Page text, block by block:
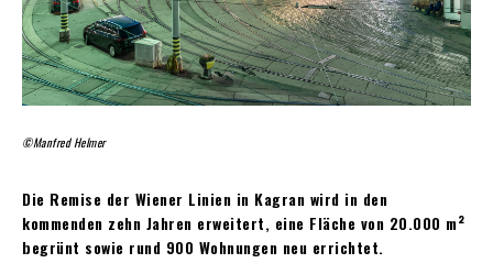
©Manfred Helmer
Die Remise der Wiener Linien in Kagran wird in den
kommenden zehn Jahren erweitert, eine Fläche von 20.000 m²
begrünt sowie rund 900 Wohnungen neu errichtet.